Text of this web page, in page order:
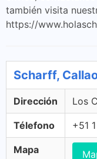
también visita
https://
Scharff,
Dirección Los
Télefono +51
Mapa